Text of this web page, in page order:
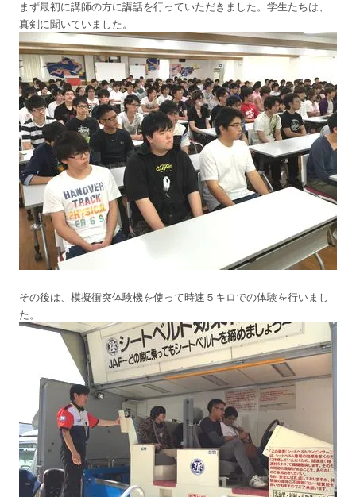
まず最初に講師の方に講話を行っていただきました。学生たちは、
真剣に聞いていました。
その後は、模擬衝突体験機を使って時速５キロでの体験を行いまし
た。